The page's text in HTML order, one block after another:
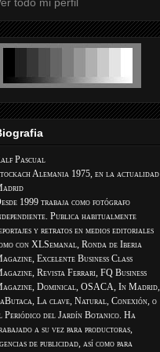
todo mi perfil
Pascual
Alemania 1975, en la actualidad
1999 trabaja como fotógrafo
Publica habitualmente
y retratos en medios editoriales
con XLSemanal, Ronda de Iberia
Excelente Business Class
Revista Ferrari, FQ Business
Dominical, OSACA, In Madrid,
La clave, Natural, Conexión, o
Periódico del Jardín Botanico. Ha
a su vez para productoras,
de publicidad, así como para